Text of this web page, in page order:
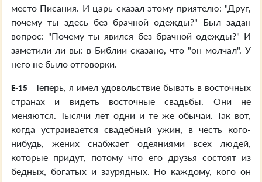
место Писания. И царь сказал этому приятелю: "Друг,
почему ты здесь без брачной одежды?" Был задан
вопрос: "Почему ты явился без брачной одежды?" И
заметили ли вы: в Библии сказано, что "он молчал". У
него не было отговорки.
E-15
Теперь, я имел удовольствие бывать в восточных
странах и видеть восточные свадьбы. Они не
меняются. Тысячи лет одни и те же обычаи. Так вот,
когда устраивается свадебный ужин, в честь кого-
нибудь, жених снабжает одеяниями всех людей,
которые придут, потому что его друзья состоят из
бедных, богатых и заурядных. Но каждому, кого он